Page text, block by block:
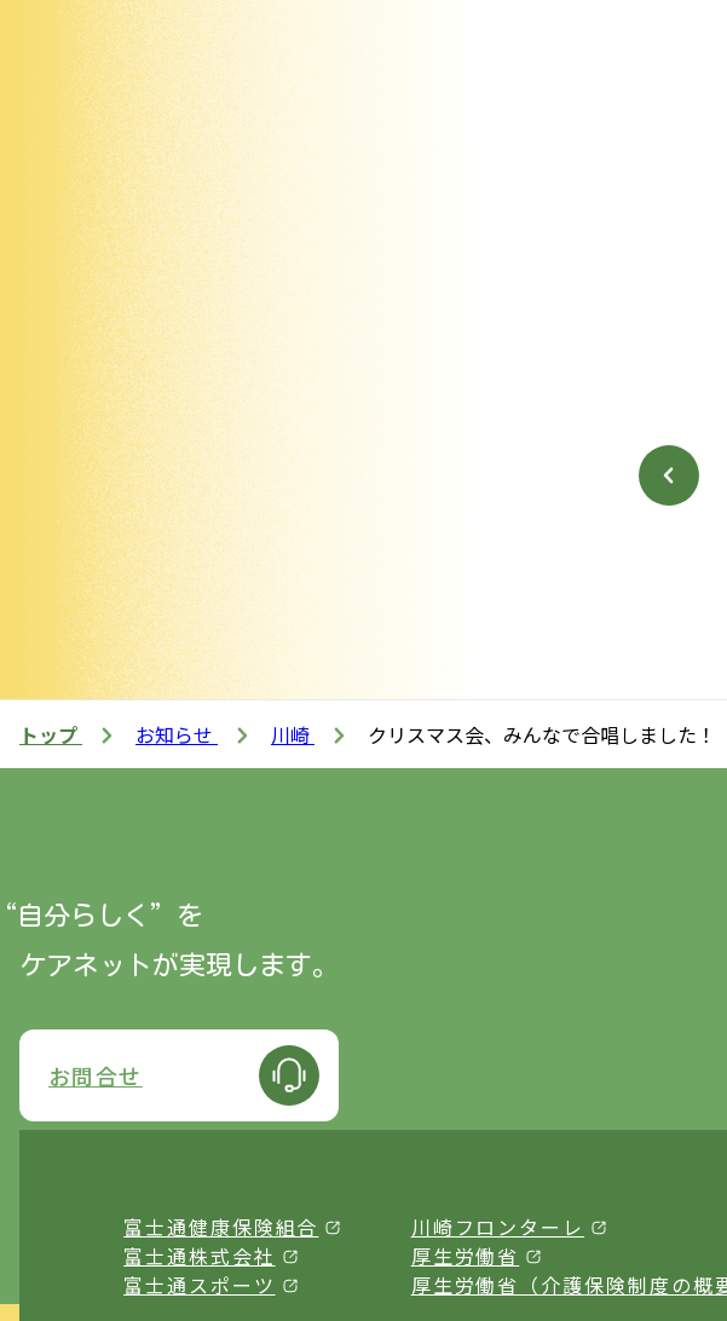
トップ お知らせ 川崎 クリスマス会、みんなで合唱しました！
“自分らしく” を
ケアネットが実現します。
お問合せ
富士通健康保険組合
富士通株式会社
富士通スポーツ
川崎フロンターレ
厚生労働省
厚生労働省（介護保険制度の概